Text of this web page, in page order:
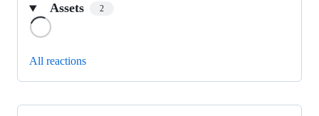
Assets 2
All reactions